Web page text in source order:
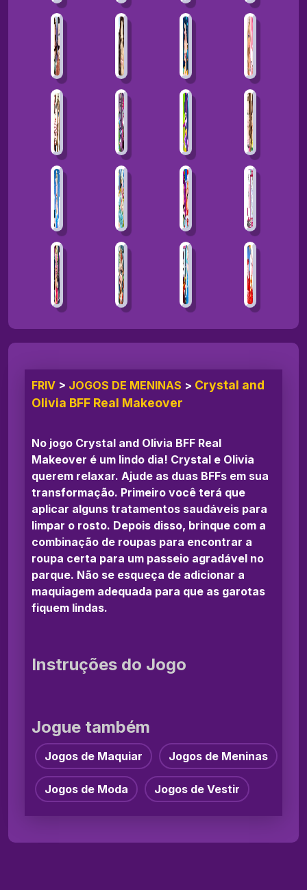
FRIV > JOGOS DE MENINAS > Crystal and
Olivia BFF Real Makeover
No jogo Crystal and Olivia BFF Real
Makeover é um lindo dia! Crystal e Olivia
querem relaxar. Ajude as duas BFFs em sua
transformação. Primeiro você terá que
aplicar alguns tratamentos saudáveis para
limpar o rosto. Depois disso, brinque com a
combinação de roupas para encontrar a
roupa certa para um passeio agradável no
parque. Não se esqueça de adicionar a
maquiagem adequada para que as garotas
fiquem lindas.
Instruções do Jogo
Jogue também
Jogos de Maquiar Jogos de Meninas
Jogos de Moda Jogos de Vestir